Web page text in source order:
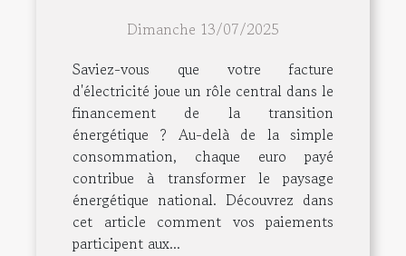
Dimanche 13/07/2025
Saviez-vous que votre facture
d'électricité joue un rôle central dans le
financement de la transition
énergétique ? Au-delà de la simple
consommation, chaque euro payé
contribue à transformer le paysage
énergétique national. Découvrez dans
cet article comment vos paiements
participent aux...